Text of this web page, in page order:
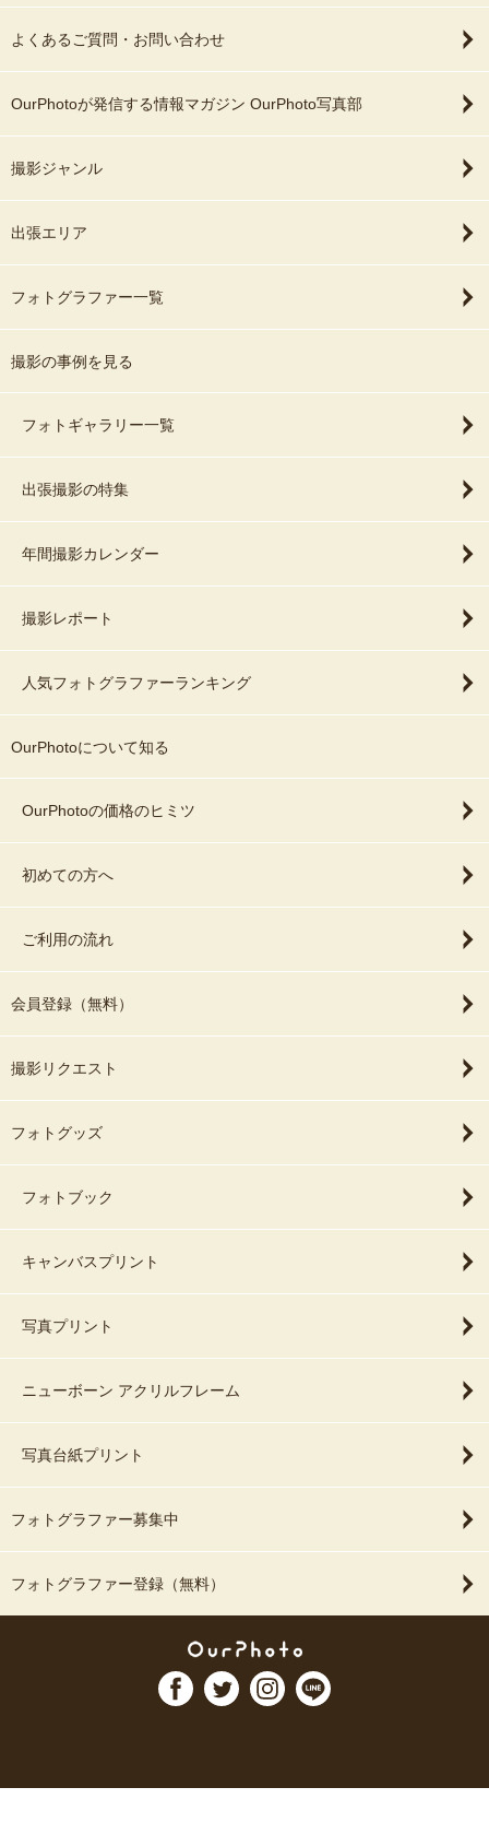
よくあるご質問・お問い合わせ
OurPhotoが発信する情報マガジン OurPhoto写真部
撮影ジャンル
出張エリア
フォトグラファー一覧
撮影の事例を見る
フォトギャラリー一覧
出張撮影の特集
年間撮影カレンダー
撮影レポート
人気フォトグラファーランキング
OurPhotoについて知る
OurPhotoの価格のヒミツ
初めての方へ
ご利用の流れ
会員登録（無料）
撮影リクエスト
フォトグッズ
フォトブック
キャンバスプリント
写真プリント
ニューボーン アクリルフレーム
写真台紙プリント
フォトグラファー募集中
フォトグラファー登録（無料）